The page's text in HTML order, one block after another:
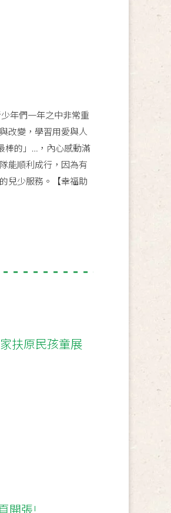
年們一年之中非常重
改變，學習用愛與人
棒的」…，內心感動滿
能順利成行，因為有
兒少服務。【幸福助
扶原民孩童展
開張!